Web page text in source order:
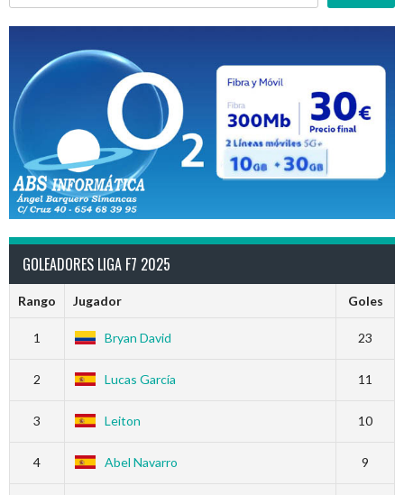
GOLEADORES LIGA F7 2025
Rango Jugador Goles
1 Bryan David 23
2 Lucas García 11
3 Leiton 10
4 Abel Navarro 9